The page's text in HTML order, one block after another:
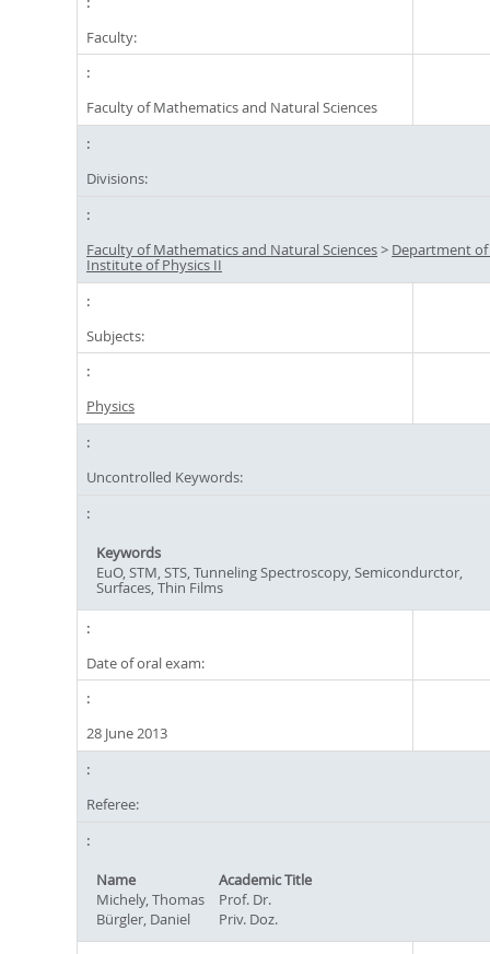
Faculty:
Faculty of Mathematics and Natural Sciences
Divisions:
Faculty of Mathematics and Natural Sciences> Department of
Institute of Physics II
Subjects:
Physics
Uncontrolled Keywords:
Keywords
EuO, STM, STS, Tunneling Spectroscopy, Semicondurctor,
Surfaces, Thin Films
Date of oral exam:
28 June 2013
Referee:
Name
Academic Title
Michely, Thomas
Prof. Dr.
Bürgler, Daniel
Priv. Doz.